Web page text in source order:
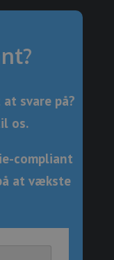
svare på?
os.
compliant
at vækste